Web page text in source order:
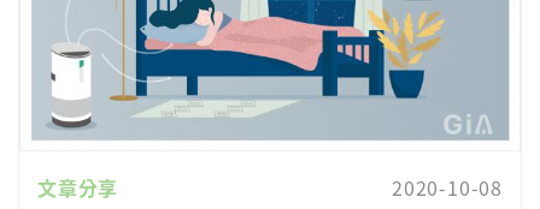
文章分享
2020-10-08